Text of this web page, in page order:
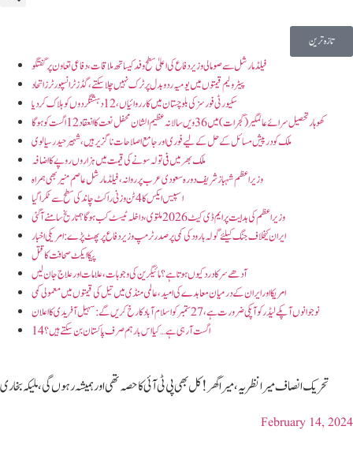
تازہ ترین
فیلڈ مارشل سے صومالی وزیر دفاع کی اعلیٰ سطح وفد کیساتھ ملاقات، دفاعی تعاون پر گفتگو
پیٹرولیم قیمتوں میں یومیہ ردوبدل پر ٹرک نہیں چلاسکتے، گڈز ٹرانسپورٹرز اتحاد
سکیورٹی فورسز کی بلوچستان میں کارروائیاں، 12 دہشتگردوں کو ہلاک کردیا
کھوہار تحصیل سرائے عالمگیر (گجرات )میں 36 ویں سالانہ عظیم الشان محفل نعت کا انعقاد 12 اگست کو ہوگا
ملک کو درپیش مسائل کے حل کے لیے فوری اور جامع اصلاحات ناگزیر ہیں، شہیر حیدر سیالوی
ملک بھر میں فی تولہ سونے کی قیمت میں ہزاروں روپے کا اضافہ
وزیر اعظم شہباز شریف دورہ سعودی عرب پر روانہ، فیلڈ مارشل عاصم منیر بھی ہمراہ
اسپیس ایکس کا 4 ٹن وزنی راکٹ چاند کی سطح سے ٹکرا گیا
وزیراعظم کی ہدایت پر ایم ڈی کیٹ 2026 ملتوی، داخلہ ٹیسٹ کب ہوگا؟ تاریخ سامنے آگئی
ایران کیخلاف جنگ کیلئے گولہ بارود کی کمی پر صدر ٹرمپ وزیر دفاع پر پھٹ پڑے: امریکی اخبار
پیکاایکٹ صحافت کاقتل
آدھے سر کا درد کیوں ہوتا ہے؟ مائیگرین کی وجوہات، علامات اور علاج جان لیں
امریکا اور ایران کے درمیان معاہدے کی امید، عالمی منڈی میں تیل کی قیمتوں میں معمولی کمی
نوجوانوں آپکے لیڈر کو آپکی ضرورت ہے، 27 ستمبر کو اسلام آباد کا رخ کریں گے: سہیل آفریدی کا اعلان
14 اگست آرہی ہے… کیا اس بار ہم صرف پاکستان بن سکتے ہیں؟
تحریک انصاف میرا نظریہ ، میراگھر !کل بھی پی ٹی آئی کا حصہ تھی اور ہمیشہ رہوں گی، ملیکہ بخاری
February 14, 2024